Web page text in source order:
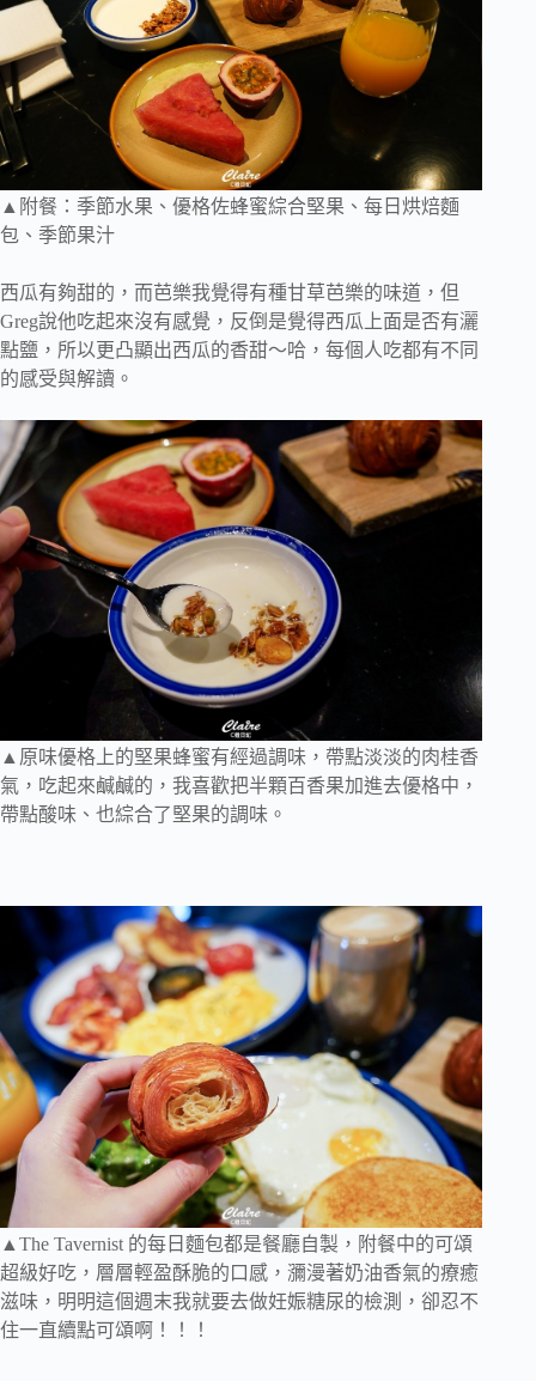
▲附餐：季節水果、優格佐蜂蜜綜合堅果、每日烘焙麵
包、季節果汁
西瓜有夠甜的，而芭樂我覺得有種甘草芭樂的味道，但
Greg說他吃起來沒有感覺，反倒是覺得西瓜上面是否有灑
點鹽，所以更凸顯出西瓜的香甜～哈，每個人吃都有不同
的感受與解讀。
▲原味優格上的堅果蜂蜜有經過調味，帶點淡淡的肉桂香
氣，吃起來鹹鹹的，我喜歡把半顆百香果加進去優格中，
帶點酸味、也綜合了堅果的調味。
▲The Tavernist 的每日麵包都是餐廳自製，附餐中的可頌
超級好吃，層層輕盈酥脆的口感，瀰漫著奶油香氣的療癒
滋味，明明這個週末我就要去做妊娠糖尿的檢測，卻忍不
住一直續點可頌啊！！！